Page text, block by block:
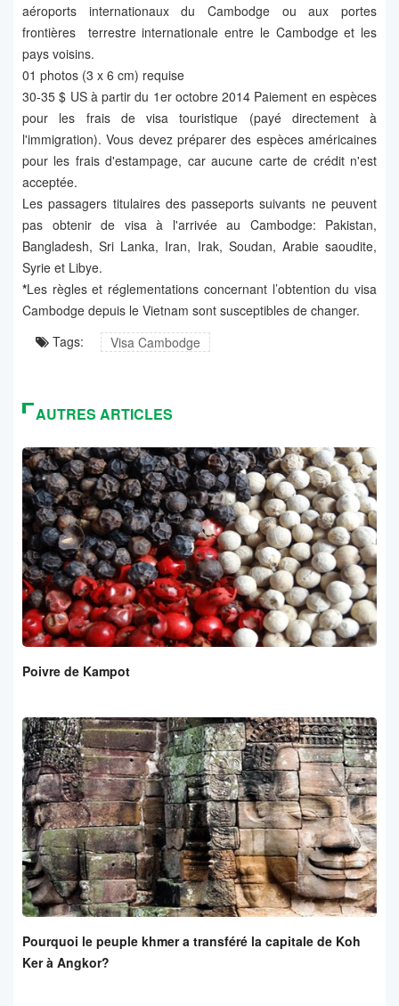
aéroports internationaux du Cambodge ou aux portes
frontières terrestre internationale entre le Cambodge et les
pays voisins.
01 photos (3 x 6 cm) requise
30-35 $ US à partir du 1er octobre 2014 Paiement en espèces
pour les frais de visa touristique (payé directement à
l'immigration). Vous devez préparer des espèces américaines
pour les frais d'estampage, car aucune carte de crédit n'est
acceptée.
Les passagers titulaires des passeports suivants ne peuvent
pas obtenir de visa à l'arrivée au Cambodge: Pakistan,
Bangladesh, Sri Lanka, Iran, Irak, Soudan, Arabie saoudite,
Syrie et Libye.
*Les règles et réglementations concernant l’obtention du visa
Cambodge depuis le Vietnam sont susceptibles de changer.
Tags:
Visa Cambodge
AUTRES ARTICLES
Poivre de Kampot
Pourquoi le peuple khmer a transféré la capitale de Koh
Ker à Angkor?